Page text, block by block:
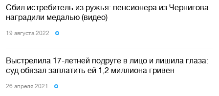
Сбил истребитель из ружья: пенсионера из Чернигова
наградили медалью (видео)
19 августа 2022
Выстрелила 17-летней подруге в лицо и лишила глаза:
суд обязал заплатить ей 1,2 миллиона гривен
26 апреля 2021